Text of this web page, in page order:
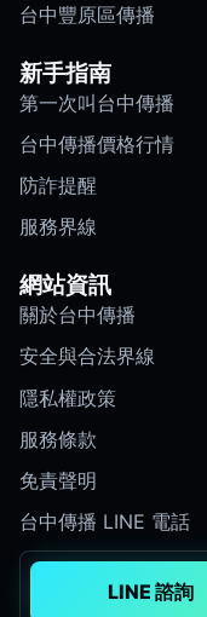
台中豐原區傳播
新手指南
第一次叫台中傳播
台中傳播價格行情
防詐提醒
服務界線
網站資訊
關於台中傳播
安全與合法界線
隱私權政策
服務條款
免責聲明
台中傳播 LINE 電話
LINE 諮詢